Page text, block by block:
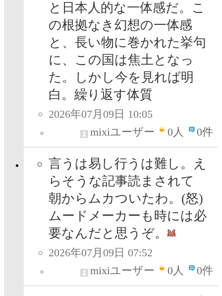
と日本人的な一体感だ。こ
の根拠なき幻想の一体感
と、長い物に巻かれた挙句
に、この国は焦土となっ
た。しかし今を見れば明
白。繰り返す体質
2026年07月09日 10:05
mixiユーザー
0人 0件
言うは易し行うは難し。え
らそうな記事読まされて
朝からムカついたわ。(怒)
ムードメーカーも時には必
要なんだと思うぞ。
2026年07月09日 07:52
mixiユーザー
0人 0件